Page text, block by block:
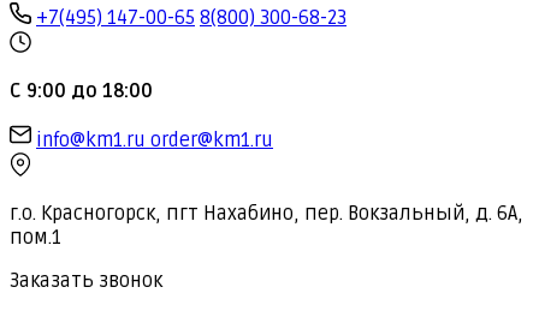
+7(495) 147-00-65 8(800) 300-68-23
С 9:00 до 18:00
info@km1.ru order@km1.ru
г.о. Красногорск, пгт Нахабино, пер. Вокзальный, д. 6А,
пом.1
Заказать звонок